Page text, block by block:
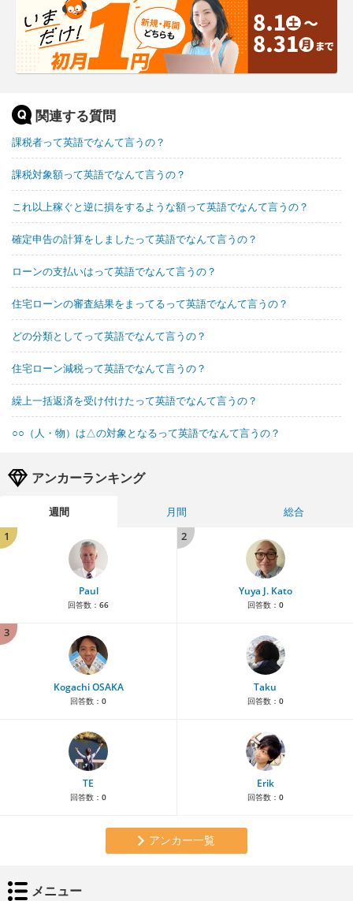
関連する質問
課税者って英語でなんて言うの？
課税対象額って英語でなんて言うの？
これ以上稼ぐと逆に損をするような額って英語でなんて言うの？
確定申告の計算をしましたって英語でなんて言うの？
ローンの支払いはって英語でなんて言うの？
住宅ローンの審査結果をまってるって英語でなんて言うの？
どの分類としてって英語でなんて言うの？
住宅ローン減税って英語でなんて言うの？
繰上一括返済を受け付けたって英語でなんて言うの？
○○（人・物）は△の対象となるって英語でなんて言うの？
アンカーランキング
週間 月間
総合
1
Paul
回答数： 66
2
Yuya J. Kato
回答数： 0
3
Kogachi OSAKA
回答数： 0
Taku
回答数： 0
TE
回答数： 0
Erik
回答数： 0
アンカー一覧
メニュー